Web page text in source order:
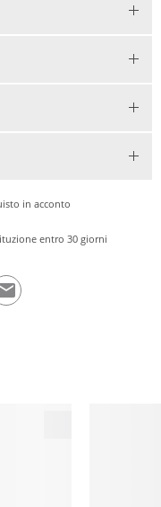
in acconto
entro 30 giorni